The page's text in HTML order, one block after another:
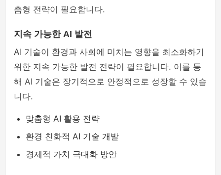
춤형 전략이 필요합니다.
지속 가능한 AI 발전
AI 기술이 환경과 사회에 미치는 영향을 최소화하기
위한 지속 가능한 발전 전략이 필요합니다. 이를 통
해 AI 기술은 장기적으로 안정적으로 성장할 수 있습
니다.
맞춤형 AI 활용 전략
환경 친화적 AI 기술 개발
경제적 가치 극대화 방안